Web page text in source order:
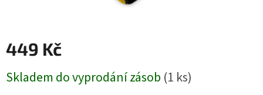
449 Kč
cena:
Skladem do vyprodání zásob (1 ks)